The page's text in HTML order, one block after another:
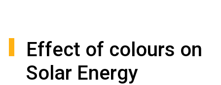
Effect of colours on
Solar Energy